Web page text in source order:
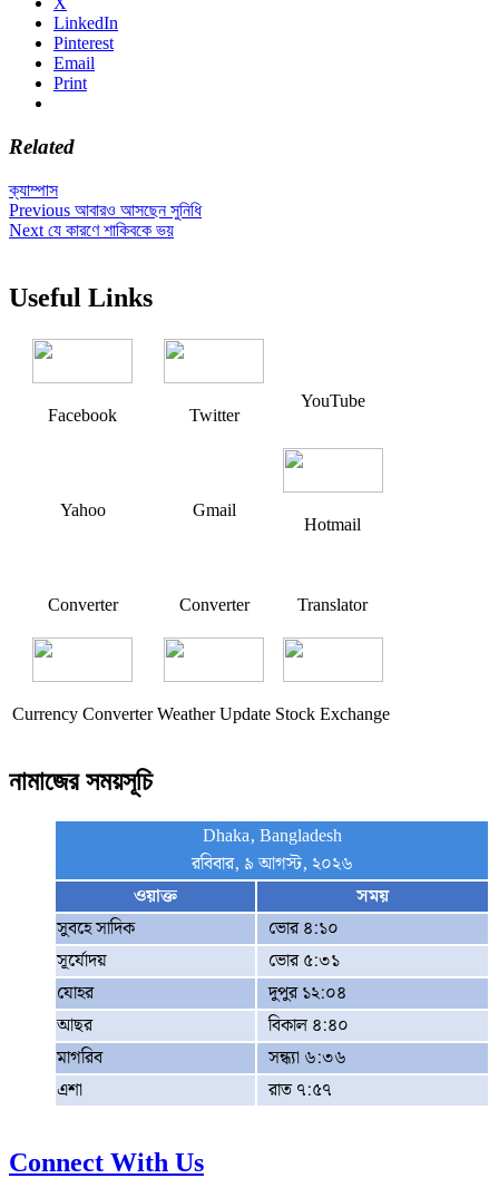
LinkedIn
Pinterest
Email
Print
Related
ক্যাম্পাস
Post
navigation
Previous Previous
post:
আবারও আসছেন সুনিধি
Next Next
যে কারণে শাকিবকে ভয়
Useful Links
Facebook Twitter
YouTube
Yahoo Gmail
Hotmail
Converter Converter Translator
Currency Converter Weather Update Stock Exchange
নামাজের সময়সূচি
Dhaka, Bangladesh
রবিবার, ৯ আগস্ট, ২০২৬
ওয়াক্ত
সময়
সুবহে সাদিক
ভোর ৪:১০
সূর্যোদয়
ভোর ৫:৩১
যোহর
দুপুর ১২:০৪
আছর
বিকাল ৪:৪০
মাগরিব
সন্ধ্যা ৬:৩৬
এশা
রাত ৭:৫৭
Connect With Us